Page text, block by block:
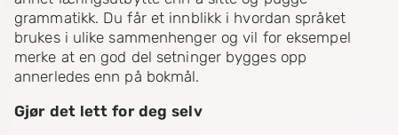
grammatikk. Du får et innblikk i hvordan språket
brukes i ulike sammenhenger og vil for eksempel
merke at en god del setninger bygges opp
annerledes enn på bokmål.
Gjør det lett for deg selv